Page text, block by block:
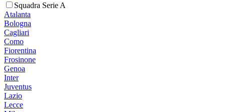
Squadra Serie A
Atalanta
Bologna
Cagliari
Como
Fiorentina
Frosinone
Genoa
Inter
Juventus
Lazio
Lecce